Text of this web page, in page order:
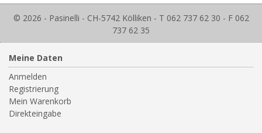
© 2026 - Pasinelli - CH-5742 Kölliken - T 062 737 62 30 - F 062
737 62 35
Meine Daten
Anmelden
Registrierung
Mein Warenkorb
Direkteingabe